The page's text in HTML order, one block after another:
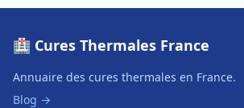
🏥 Cures Thermales France
Annuaire des cures thermales en France.
Blog →